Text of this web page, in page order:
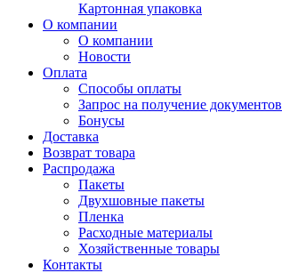
Картонная упаковка
О компании
О компании
Новости
Оплата
Способы оплаты
Запрос на получение документов
Бонусы
Доставка
Возврат товара
Распродажа
Пакеты
Двухшовные пакеты
Пленка
Расходные материалы
Хозяйственные товары
Контакты